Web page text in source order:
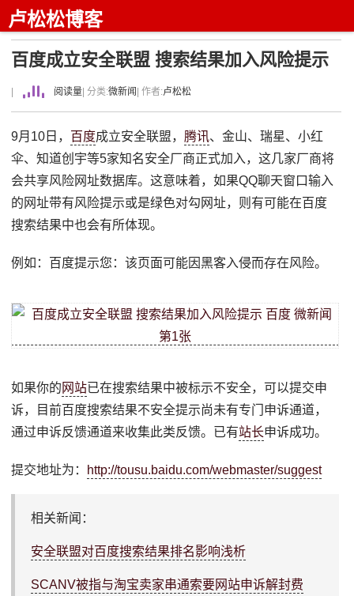
卢松松博客
百度成立安全联盟 搜索结果加入风险提示
阅读量 | 分类:微新闻 | 作者:卢松松
9月10日， 百度成立安全联盟， 腾讯、金山、瑞星、小红
伞、知道创宇等5家知名安全厂商正式加入，这几家厂商将
会共享风险网址数据库。这意味着，如果QQ聊天窗口输入
的网址带有风险提示或是绿色对勾网址，则有可能在百度
搜索结果中也会有所体现。
例如：百度提示您：该页面可能因黑客入侵而存在风险。
如果你的 网站已在搜索结果中被标示不安全，可以提交申
诉，目前百度搜索结果不安全提示尚未有专门申诉通道，
通过申诉反馈通道来收集此类反馈。已有站长申诉成功。
提交地址为： http://tousu.baidu.com/webmaster/suggest
相关新闻：
安全联盟对百度搜索结果排名影响浅析
SCANV被指与淘宝卖家串通索要网站申诉解封费